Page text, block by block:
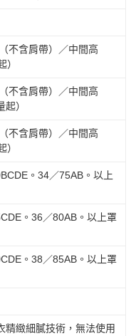
不含肩帶）／中間高
）
不含肩帶）／中間高
）
不含肩帶）／中間高
）
。34／75AB。以上
。36／80AB。以上罩
。38／85AB。以上罩
精緻細膩技術，無法使用